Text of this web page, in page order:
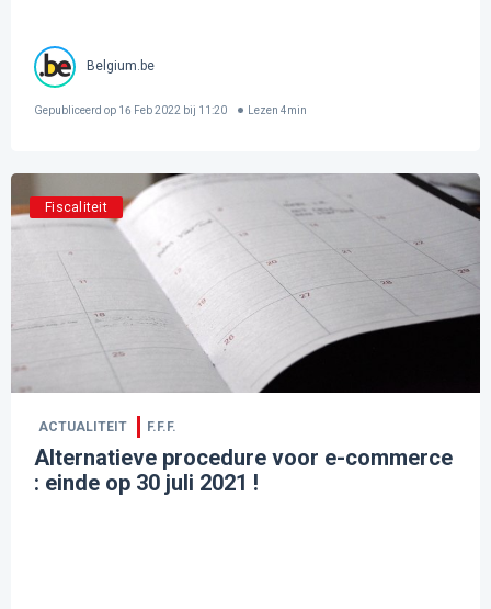
Belgium.be
Gepubliceerd op 16 Feb 2022 bij 11:20 Lezen 4min
Fiscaliteit
ACTUALITEIT F.F.F.
Alternatieve procedure voor e-commerce
: einde op 30 juli 2021 !